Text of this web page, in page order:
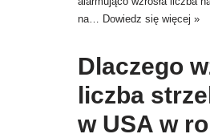
na…
Dowiedz się więcej »
Dlaczego
liczba
w USA w